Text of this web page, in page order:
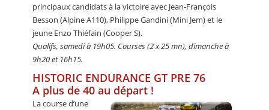
principaux candidats à la victoire avec Jean-François
Besson (Alpine A110), Philippe Gandini (Mini Jem) et le
jeune Enzo Thiéfain (Cooper S).
Qualifs, samedi à 19h05. Courses (2 x 25 mn), dimanche à
9h20 et 16h15.
HISTORIC ENDURANCE GT PRE 76
A plus de 40 au départ !
La course d’une